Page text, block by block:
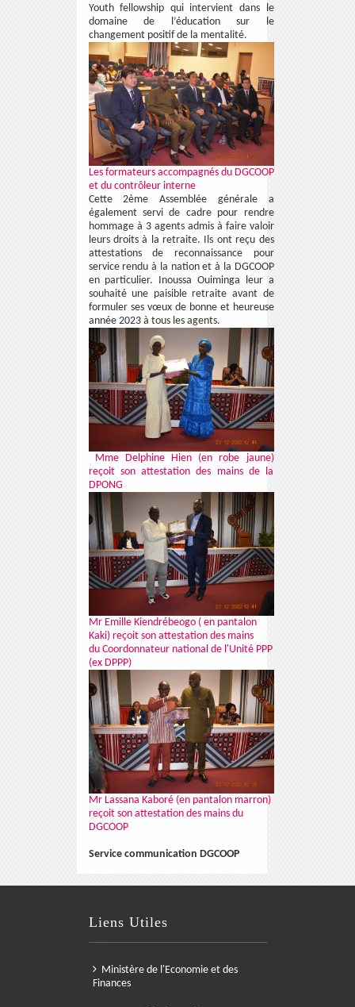
Youth fellowship qui intervient dans le
domaine de l’éducation sur le
changement positif de la mentalité.
Les formateurs accompagnés du DGCOOP
et du contrôleur interne
Cette 2ème Assemblée générale a
également servi de cadre pour rendre
hommage à 3 agents admis à faire valoir
leurs droits à la retraite. Ils ont reçu des
attestations de reconnaissance pour
service rendu à la nation et à la DGCOOP
en particulier. Inoussa Ouiminga leur a
souhaité une paisible retraite avant de
formuler ses vœux de bonne et heureuse
année 2023 à tous les agents.
Mme Delphine Hien (en robe jaune)
reçoit son attestation des mains de la
DPONG
Mr Emille Kiendrébeogo ( en pantalon
Kaki) reçoit son attestation des mains
du Coordonnateur national de l'Unité PPP
(ex DPPP)
Mr Lassana Kaboré (en pantalon marron)
reçoit son attestation des mains du
DGCOOP
Service communication DGCOOP
Liens Utiles
Ministère de l'Economie et des
Finances